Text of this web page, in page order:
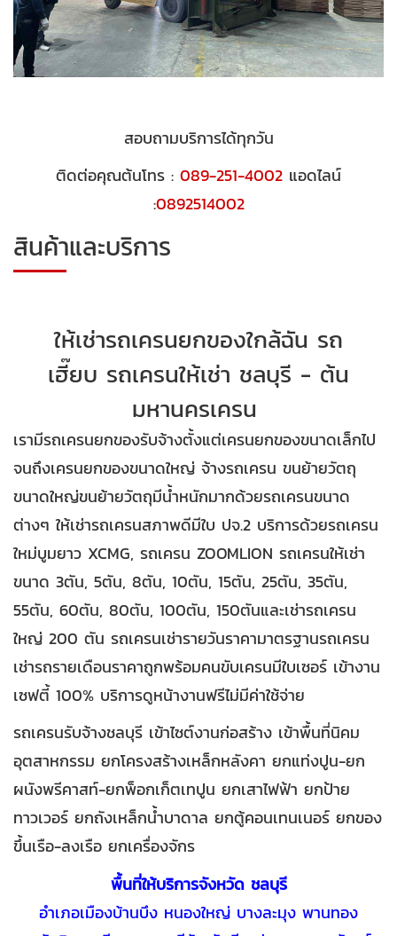
สอบถามบริการได้ทุกวัน
ติดต่อคุณต้นโทร : 089-251-4002 แอดไลน์
:0892514002
สินค้าและบริการ
ให้เช่ารถเครนยกของใกล้ฉัน รถ
เฮี๊ยบ รถเครนให้เช่า ชลบุรี - ต้น
มหานครเครน
เรามีรถเครนยกของรับจ้างตั้งแต่เครนยกของขนาดเล็กไป
จนถึงเครนยกของขนาดใหญ่ จ้างรถเครน ขนย้ายวัตถุ
ขนาดใหญ่ขนย้ายวัตถุมีน้ำหนักมากด้วยรถเครนขนาด
ต่างๆ ให้เช่ารถเครนสภาพดีมีใบ ปจ.2 บริการด้วยรถเครน
ใหม่บูมยาว XCMG, รถเครน ZOOMLION รถเครนให้เช่า
ขนาด 3ตัน, 5ตัน, 8ตัน, 10ตัน, 15ตัน, 25ตัน, 35ตัน,
55ตัน, 60ตัน, 80ตัน, 100ตัน, 150ตันและเช่ารถเครน
ใหญ่ 200 ตัน รถเครนเช่ารายวันราคามาตรฐานรถเครน
เช่ารถรายเดือนราคาถูกพร้อมคนขับเครนมีใบเซอร์ เข้างาน
เซฟตี้ 100% บริการดูหน้างานฟรีไม่มีค่าใช้จ่าย
รถเครนรับจ้างชลบุรี เข้าไซต์งานก่อสร้าง เข้าพื้นที่นิคม
อุตสาหกรรม ยกโครงสร้างเหล็กหลังคา ยกแท่งปูน-ยก
ผนังพรีคาสท์-ยกพ็อกเก็ตเทปูน ยกเสาไฟฟ้า ยกป้าย
ทาวเวอร์ ยกถังเหล็กน้ำบาดาล ยกตู้คอนเทนเนอร์ ยกของ
ขึ้นเรือ-ลงเรือ ยกเครื่องจักร
พื้นที่ให้บริการจังหวัด ชลบุรี
อำเภอเมืองบ้านบึง หนองใหญ่ บางละมุง พานทอง